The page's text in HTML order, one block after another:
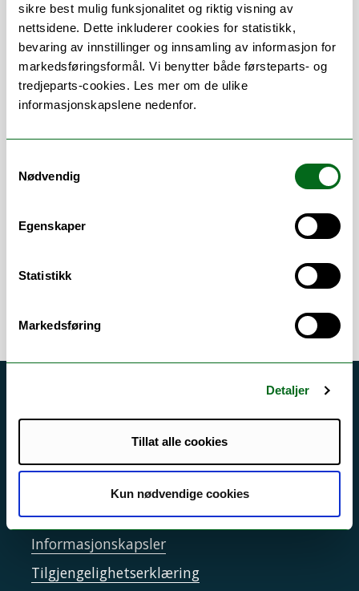
sikre best mulig funksjonalitet og riktig visning av
nettsidene. Dette inkluderer cookies for statistikk,
bevaring av innstillinger og innsamling av informasjon for
markedsføringsformål. Vi benytter både førsteparts- og
tredjeparts-cookies. Les mer om de ulike
informasjonskapslene nedenfor.
Nødvendig
Egenskaper
Statistikk
Markedsføring
Detaljer
Tillat alle cookies
Kun nødvendige cookies
Stillingsbeskrivelse
Universitetslektor i samfunnssikkerhet
Bachelor i sikkerhet og beredskap
Personvern ved UiT
Sikkerhet, beredskap og personvern
Informasjonskapsler
Tilgjengelighetserklæring